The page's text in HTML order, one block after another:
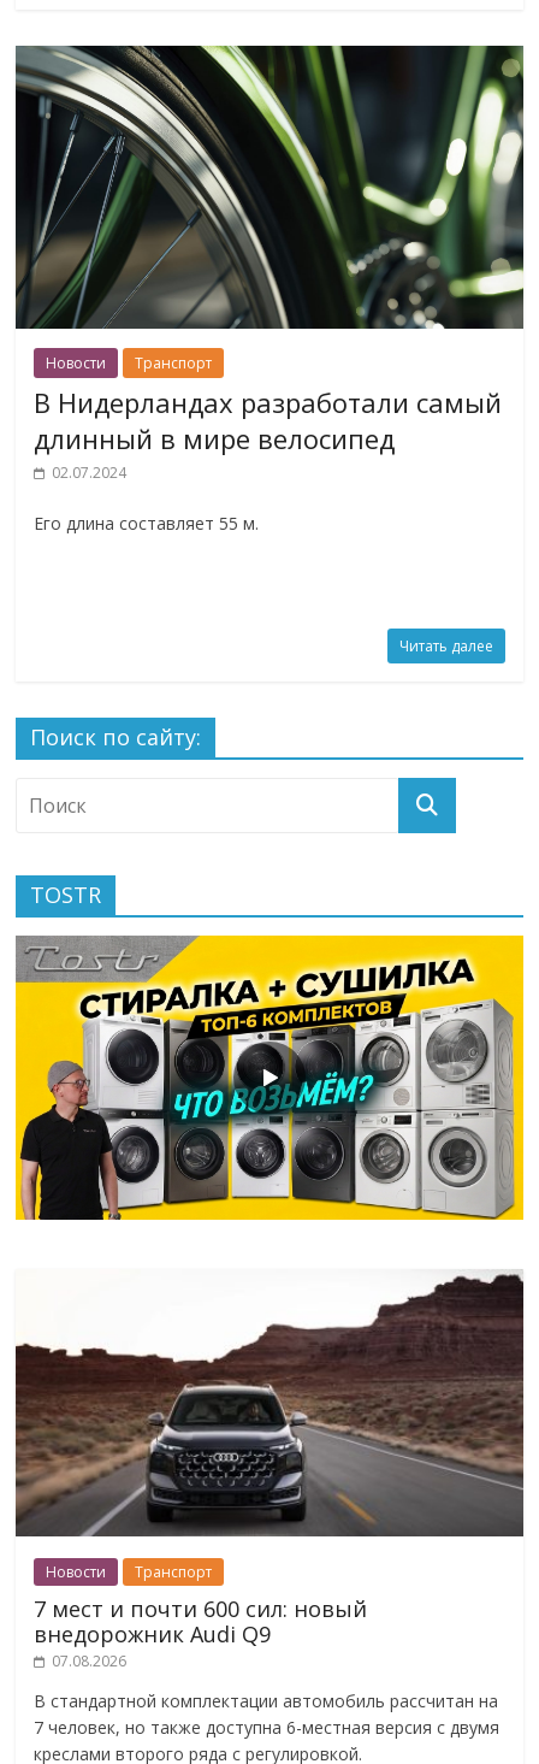
Новости Транспорт
В Нидерландах разработали самый
длинный в мире велосипед
02.07.2024
Его длина составляет 55 м.
Читать далее
Поиск по сайту:
TOSTR
Новости Транспорт
7 мест и почти 600 сил: новый
внедорожник Audi Q9
07.08.2026
В стандартной комплектации автомобиль рассчитан на
7 человек, но также доступна 6-местная версия с двумя
креслами второго ряда с регулировкой.